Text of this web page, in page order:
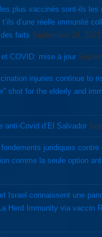
plus vaccinés sont-ils les
d’une réelle immunité
faits September 24, 2021
COVID: mise à jour
shot for the elderly and
anti-Covid d’El Salvador
juridiques
comme la seule option
Israel connaissent une
Herd Immunity via vaccin